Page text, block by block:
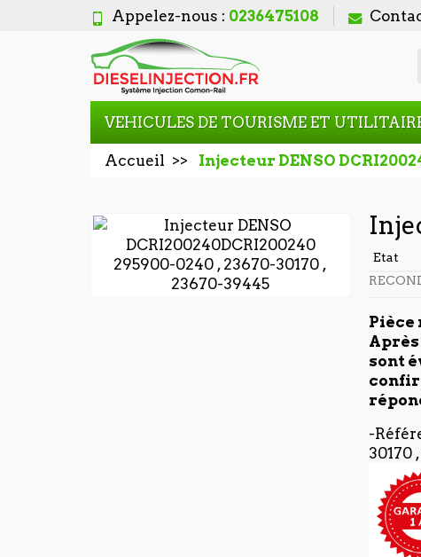
Appelez-nous : 0236475108
VEHICULES DE TOURISME ET
Accueil Injecteur DENSO
Etat
Pièce
sont
-
30170